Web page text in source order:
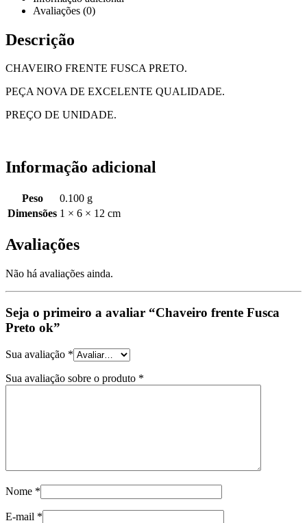
Avaliações (0)
Descrição
CHAVEIRO FRENTE FUSCA PRETO.
PEÇA NOVA DE EXCELENTE QUALIDADE.
PREÇO DE UNIDADE.
Informação adicional
Peso
0.100 g
Dimensões 1 × 6 × 12 cm
Avaliações
Não há avaliações ainda.
Seja o primeiro a avaliar “Chaveiro frente Fusca
Preto ok”
Sua avaliação *
Sua avaliação sobre o produto *
Nome *
E-mail *